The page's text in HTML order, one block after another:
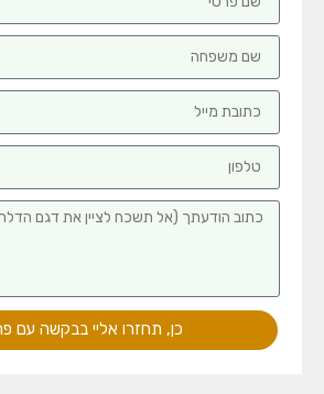
כן, תחזרו אליי בבקשה עם פרטים